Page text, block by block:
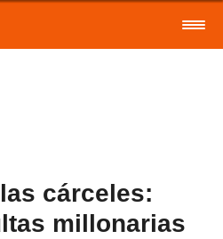
cárceles:
millonarias